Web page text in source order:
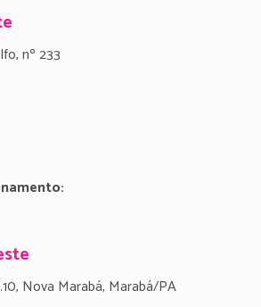
nº 233
Nova Marabá, Marabá/PA